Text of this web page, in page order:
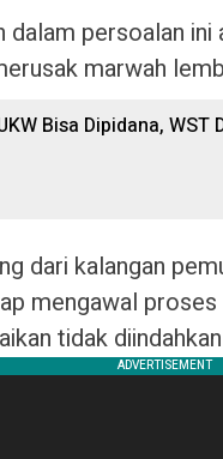
dalam persoalan
marwah
Bisa Dipidana, WST
dari kalangan
mengawal
tidak